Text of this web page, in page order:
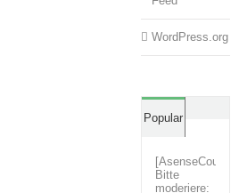
WordPress.org
Popular
Bitte
moderiere: